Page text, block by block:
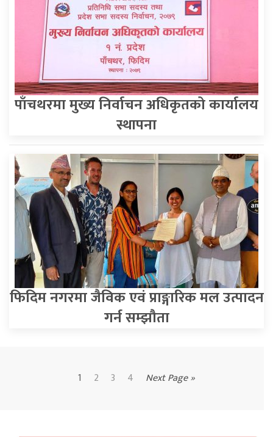
पाँचथरमा मुख्य निर्वाचन अधिकृतको कार्यालय
स्थापना
फिदिम नगरमा जैविक एवं प्राङ्गारिक मल उत्पादन
गर्न सम्झौता
1 2 3 4 Next Page »